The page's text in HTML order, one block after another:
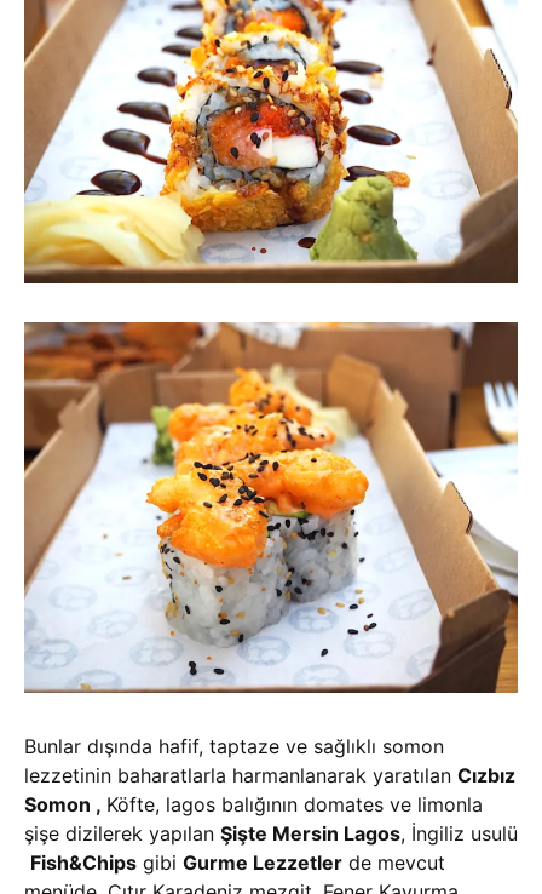
Bunlar dışında hafif, taptaze ve sağlıklı somon
lezzetinin baharatlarla harmanlanarak yaratılan Cızbız
Somon , Köfte, lagos balığının domates ve limonla
şişe dizilerek yapılan Şişte Mersin Lagos, İngiliz usulü
Fish&Chips gibi Gurme Lezzetler de mevcut